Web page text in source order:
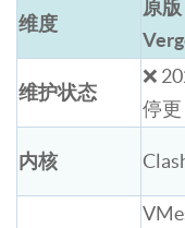
维度
原
维护状态
❌
停更
内核